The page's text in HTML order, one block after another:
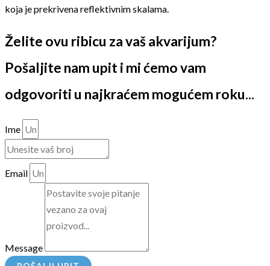
koja je prekrivena reflektivnim skalama.
Želite ovu ribicu za vaš akvarijum?
Pošaljite nam upit i mi ćemo vam
odgovoriti u najkraćem mogućem roku...
Ime
Email
Message